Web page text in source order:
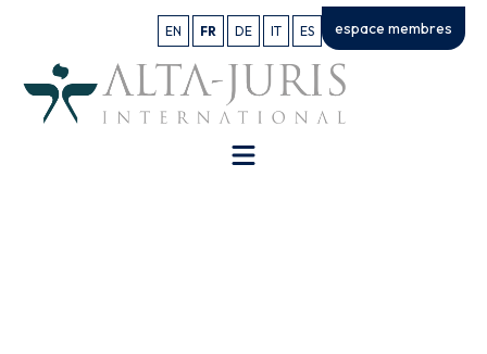
EN FR DE IT ES espace membres